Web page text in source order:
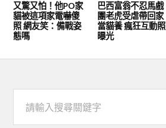
又驚又怕！他PO家
貓被這項家電嚇傻
照 網友笑：備戰姿
態嗎
巴西富翁不忍馬戲
團老虎受虐帶回家
當貓養 瘋狂互動照
曝光